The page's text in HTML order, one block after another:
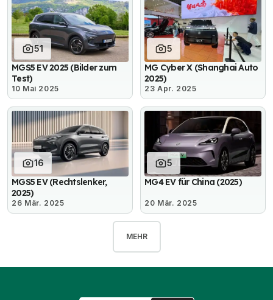
51
MGS5 EV 2025 (Bilder zum
Test)
10 Mai 2025
5
MG Cyber X (Shanghai Auto
2025)
23 Apr. 2025
16
MGS5 EV (Rechtslenker,
2025)
26 Mär. 2025
5
MG4 EV für China (2025)
20 Mär. 2025
MEHR